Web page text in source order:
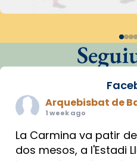
Arquebisbat de
1 week ago
La Carmina va patir
dos mesos, a l'Estadi